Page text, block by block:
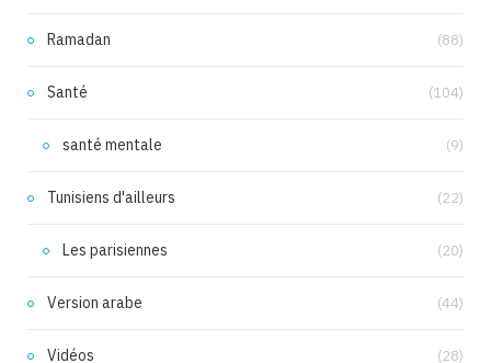
Ramadan (88)
Santé (104)
santé mentale (9)
Tunisiens d'ailleurs (22)
Les parisiennes (20)
Version arabe (44)
Vidéos (28)